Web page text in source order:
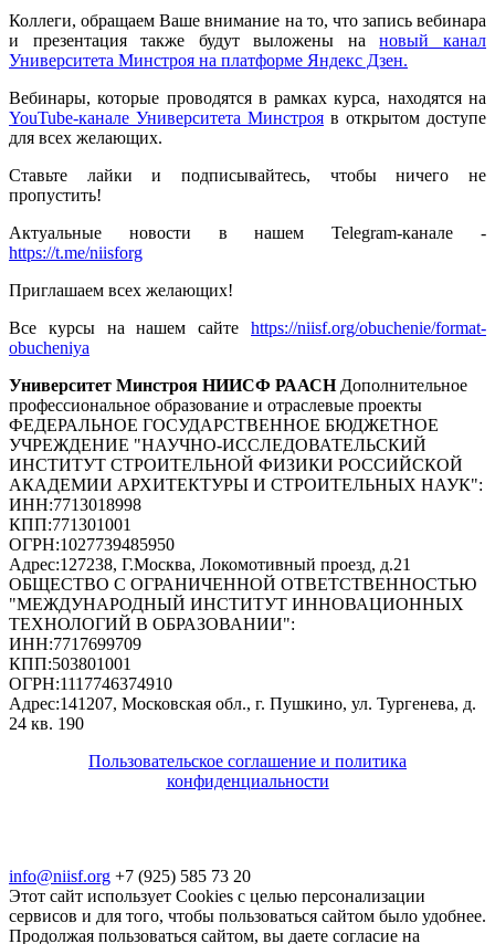
Коллеги, обращаем Ваше внимание на то, что запись вебинара
и презентация также будут выложены нановый канал
Университета Минстроя на платформе Яндекс Дзен.
Вебинары, которые проводятся в рамках курса, находятся на
YouTube-канале Университета Минстроя в открытом доступе
для всех желающих.
Ставьте лайки и подписывайтесь, чтобы ничего не
пропустить!
Актуальные новости в нашем Telegram-канале -
https://t.me/niisforg
Приглашаем всех желающих!
Все курсы на нашем сайте https://niisf.org/obuchenie/format-
obucheniya
Университет Минстроя НИИСФ РААСН Дополнительное
профессиональное образование и отраслевые проекты
ФЕДЕРАЛЬНОЕ ГОСУДАРСТВЕННОЕ БЮДЖЕТНОЕ
УЧРЕЖДЕНИЕ "НАУЧНО-ИССЛЕДОВАТЕЛЬСКИЙ
ИНСТИТУТ СТРОИТЕЛЬНОЙ ФИЗИКИ РОССИЙСКОЙ
АКАДЕМИИ АРХИТЕКТУРЫ И СТРОИТЕЛЬНЫХ НАУК":
ИНН:7713018998
КПП:771301001
ОГРН:1027739485950
Адрес:127238, Г.Москва, Локомотивный проезд, д.21
ОБЩЕСТВО С ОГРАНИЧЕННОЙ ОТВЕТСТВЕННОСТЬЮ
"МЕЖДУНАРОДНЫЙ ИНСТИТУТ ИННОВАЦИОННЫХ
ТЕХНОЛОГИЙ В ОБРАЗОВАНИИ":
ИНН:7717699709
КПП:503801001
ОГРН:1117746374910
Адрес:141207, Московская обл., г. Пушкино, ул. Тургенева, д.
24 кв. 190
Пользовательское соглашение и политика
конфиденциальности
info@niisf.org +7 (925) 585 73 20
Этот сайт использует Cookies с целью персонализации
сервисов и для того, чтобы пользоваться сайтом было удобнее.
Продолжая пользоваться сайтом, вы даете согласие на